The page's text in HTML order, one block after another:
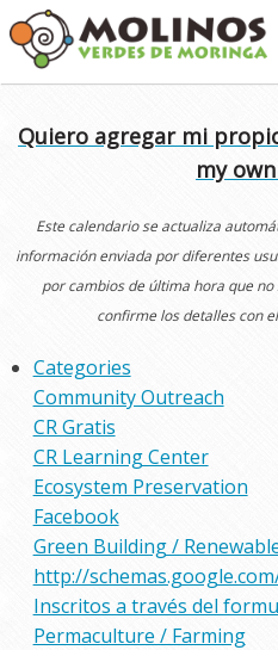
Skip
to
content
Quiero agregar mi
my
Este calendario se actualiza
información enviada por diferentes
por cambios de última hora que
confirme los detalles con
Categories
Community Outreach
CR Gratis
CR Learning Center
Ecosystem Preservation
Facebook
Green Building /
http://
Inscritos a través del
Permaculture / Farming